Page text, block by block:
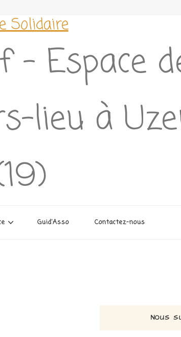
Solidaire
Espace
lieu à
Guid’Asso Contactez-nous
NOUS